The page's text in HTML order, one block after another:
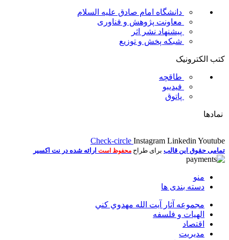
دانشگاه امام صادق علیه السلام
معاونت پژوهش و فناوری
پیشنهاد نشر اثر
شبکه پخش و توزیع
کتب الکترونیک
طاقچه
فیدیبو
پاتوق
نمادها
Check-circle Instagram Linkedin Youtube
تمامی حقوق این قالب برای طراح محفوظ است ارائه شده در نت اکسیر
منو
دسته بندی ها
مجموعه آثار آيت الله مهدوي كني
الهیات و فلسفه
اقتصاد
مديريت